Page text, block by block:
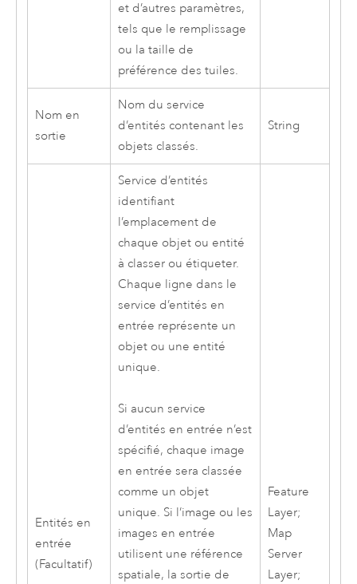
et d’autres paramètres,
tels que le remplissage
ou la taille de
préférence des tuiles.
Nom en
sortie
Nom du service
d’entités contenant les
objets classés.
String
Entités en
entrée
(Facultatif)
Service d’entités
identifiant
l’emplacement de
chaque objet ou entité
à classer ou étiqueter.
Chaque ligne dans le
service d’entités en
entrée représente un
objet ou une entité
unique.
Si aucun service
d’entités en entrée n’est
spécifié, chaque image
en entrée sera classée
comme un objet
unique. Si l’image ou les
images en entrée
utilisent une référence
spatiale, la sortie de
Feature
Layer;
Map
Server
Layer;